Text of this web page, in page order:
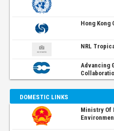
Hong Kong
NRL
Advancing
DOMESTIC LINKS
Ministry Of